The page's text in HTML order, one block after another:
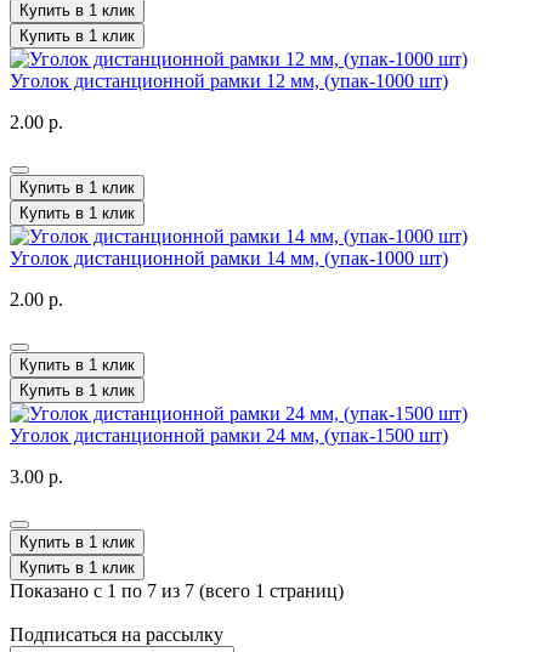
Купить в 1 клик
Купить в 1 клик
Уголок дистанционной рамки 12 мм, (упак-1000 шт)
2.00 р.
Купить в 1 клик
Купить в 1 клик
Уголок дистанционной рамки 14 мм, (упак-1000 шт)
2.00 р.
Купить в 1 клик
Купить в 1 клик
Уголок дистанционной рамки 24 мм, (упак-1500 шт)
3.00 р.
Купить в 1 клик
Купить в 1 клик
Показано с 1 по 7 из 7 (всего 1 страниц)
Подписаться на рассылку